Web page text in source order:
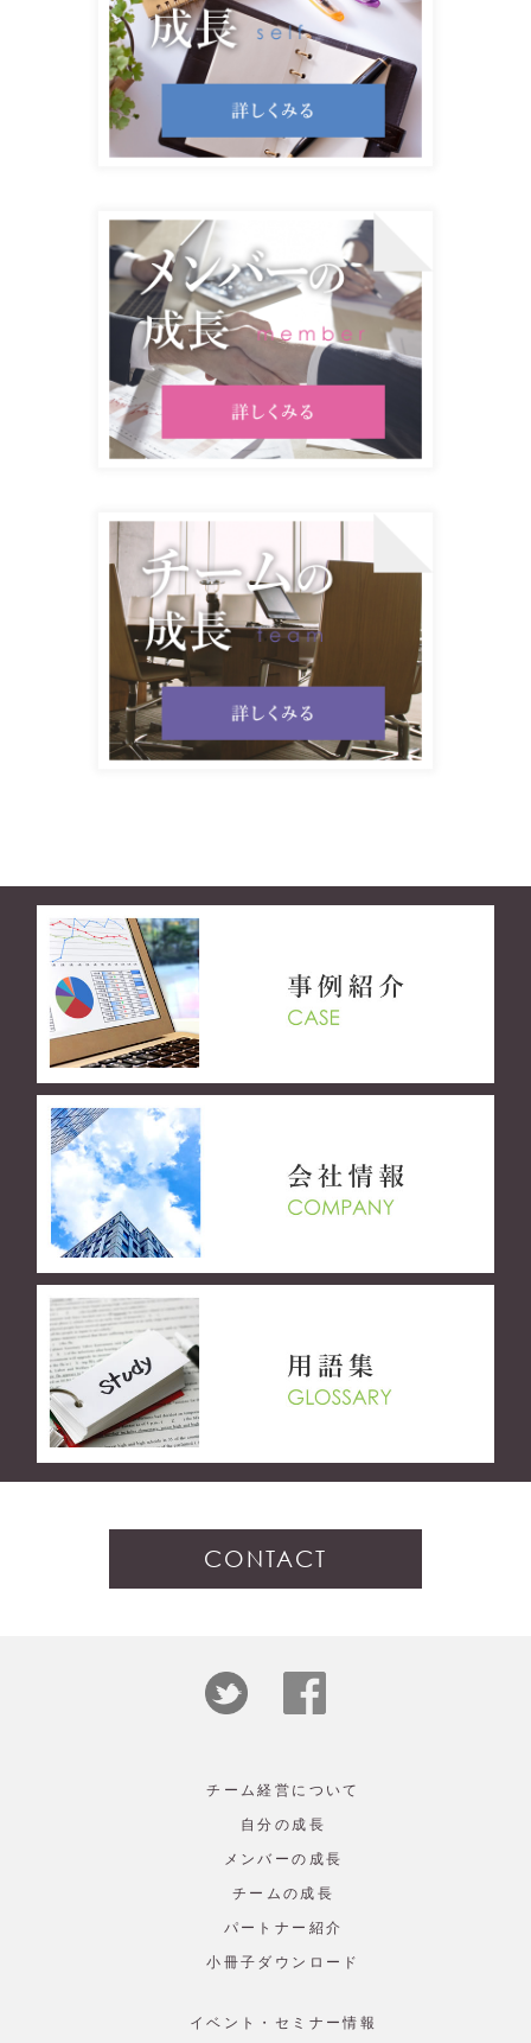
CONTACT
チーム経営について
自分の成長
メンバーの成長
チームの成長
パートナー紹介
小冊子ダウンロード
イベント・セミナー情報